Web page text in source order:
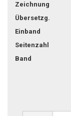
Zeichnung
Übersetzg.
Einband
Seitenzahl
Band